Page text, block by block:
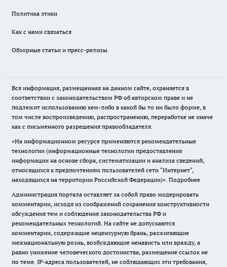
Политика этики
Как с нами связаться
Обзорные статьи и пресс-релизы
Вся информация, размещенная на данном сайте, охраняется в
соответствии с законодательством РФ об авторском праве и не
подлежит использованию кем-либо в какой бы то ни было форме, в
том числе воспроизведению, распространению, переработке не иначе
как с письменного разрешения правообладателя.
«На информационном ресурсе применяются рекомендательные
технологии (информационные технологии предоставления
информации на основе сбора, систематизации и анализа сведений,
относящихся к предпочтениям пользователей сети "Интернет",
находящихся на территории Российской Федерации)». Подробнее
Администрация портала оставляет за собой право модерировать
комментарии, исходя из соображений сохранения конструктивности
обсуждения тем и соблюдения законодательства РФ и
рекомендательных технологий. На сайте не допускаются
комментарии, содержащие нецензурную брань, разжигающие
межнациональную рознь, возбуждающие ненависть или вражду, а
равно унижение человеческого достоинства, размещение ссылок не
по теме. IP-адреса пользователей, не соблюдающих эти требования,